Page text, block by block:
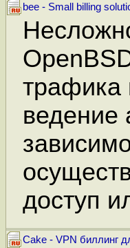
bee - Small billing
трафика
ведение
доступ
Cake - VPN биллинг